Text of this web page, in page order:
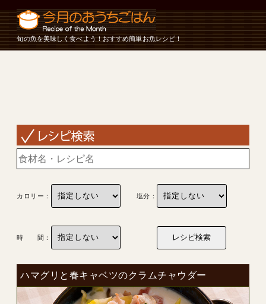
旬の魚を美味しく食べよう！おすすめ簡単お魚レシピ！
カロリー： 塩分：
時 間：
ハマグリと春キャベツのクラムチャウダー